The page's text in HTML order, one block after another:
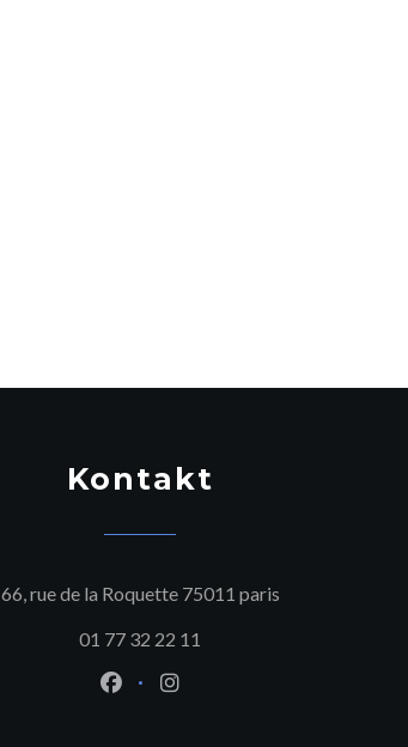
Kontakt
66, rue de la Roquette 75011 paris((öffnet ein
01 77 32 22 11
Facebook ((öffnet ein neues
Instagram ((öffnet ein